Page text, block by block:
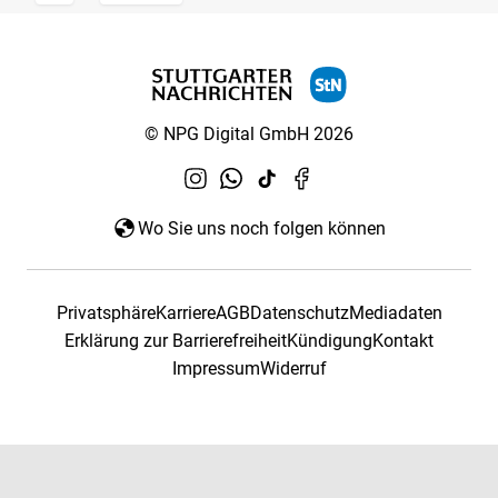
© NPG Digital GmbH 2026
Wo Sie uns noch folgen können
PrivatsphäreKarriereAGBDatenschutzMediadaten
Erklärung zur BarrierefreiheitKündigungKontakt
ImpressumWiderruf